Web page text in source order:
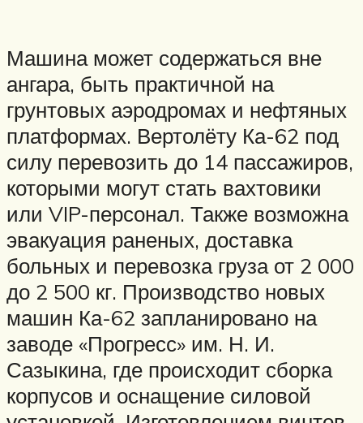
Машина может содержаться вне
ангара, быть практичной на
грунтовых аэродромах и нефтяных
платформах. Вертолёту Ка-62 под
силу перевозить до 14 пассажиров,
которыми могут стать вахтовики
или VIP-персонал. Также возможна
эвакуация раненых, доставка
больных и перевозка груза от 2 000
до 2 500 кг. Производство новых
машин Ка-62 запланировано на
заводе «Прогресс» им. Н. И.
Сазыкина, где происходит сборка
корпусов и оснащение силовой